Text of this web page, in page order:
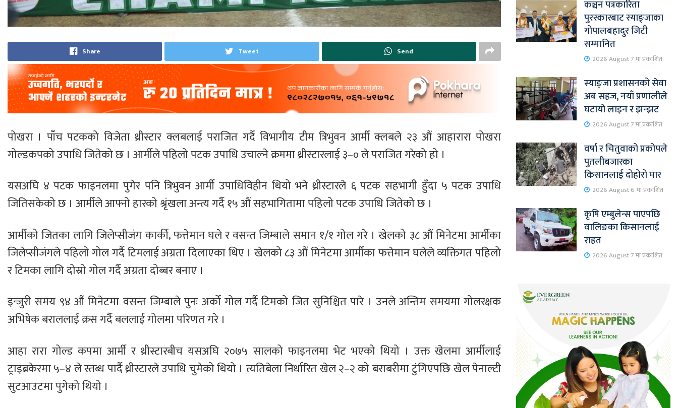
Share Tweet Send
पोखरा । पाँच पटकको विजेता थ्रीस्टार क्लबलाई पराजित गर्दै विभागीय टीम त्रिभुवन आर्मी क्लबले २३ औं आहारारा पोखरा
गोल्डकपको उपाधि जितेको छ । आर्मीले पहिलो पटक उपाधि उचाल्ने क्रममा थ्रीस्टारलाई ३–० ले पराजित गरेको हो ।
यसअघि ४ पटक फाइनलमा पुगेर पनि त्रिभुवन आर्मी उपाधिविहीन थियो भने थ्रीस्टारले ६ पटक सहभागी हुँदा ५ पटक उपाधि
जितिसकेको छ । आर्मीले आफ्नो हारको श्रृंखला अन्त्य गर्दै १५ औं सहभागितामा पहिलो पटक उपाधि जितेको छ ।
आर्मीको जितका लागि जिलेप्सीजंग कार्की, फत्तेमान घले र वसन्त जिम्बाले समान १/१ गोल गरे । खेलको ३८ औं मिनेटमा आर्मीका
जिलेप्सीजंगले पहिलो गोल गर्दै टिमलाई अग्रता दिलाएका थिए । खेलको ८३ औं मिनेटमा आर्मीका फत्तेमान घलेले व्यक्तिगत पहिलो
र टिमका लागि दोस्रो गोल गर्दै अग्रता दोब्बर बनाए ।
इन्जुरी समय ९४ औं मिनेटमा वसन्त जिम्बाले पुनः अर्को गोल गर्दै टिमको जित सुनिश्चित पारे । उनले अन्तिम समयमा गोलरक्षक
अभिषेक बराललाई क्रस गर्दै बललाई गोलमा परिणत गरे ।
आहा रारा गोल्ड कपमा आर्मी र थ्रीस्टारबीच यसअघि २०७५ सालको फाइनलमा भेट भएको थियो । उक्त खेलमा आर्मीलाई
ट्राइब्रकेरमा ५–४ ले स्तब्ध पार्दै थ्रीस्टारले उपाधि चुमेको थियो । त्यतिबेला निर्धारित खेल २–२ को बराबरीमा टुंगिएपछि खेल पेनाल्टी
सुटआउटमा पुगेको थियो ।
कञ्चन पत्रकारिता
पुरस्कारबाट स्याङ्जाका
गोपालबहादुर जिटी
सम्मानित
2026 August 7 मा प्रकाशित
स्याङ्जा प्रशासनको सेवा
अब सहज, नयाँ प्रणालीले
घटायो लाइन र झन्झट
2026 August 7 मा प्रकाशित
वर्षा र चितुवाको प्रकोपले
पुतलीबजारका
किसानलाई दोहोरो मार
2026 August 6 मा प्रकाशित
कृषि एम्बुलेन्स पाएपछि
वालिङका किसानलाई
राहत
2026 August 7 मा प्रकाशित